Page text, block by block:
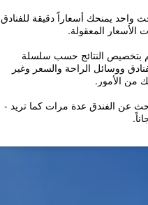
واحد يمنحك أسعاراً دقيقة للفنادق
الأسعار المعقولة.
بتخصيص النتائج حسب سلسلة
ووسائل الراحة والسعر وغير
من الأمور.
عن الفندق عدة مرات كما تريد -